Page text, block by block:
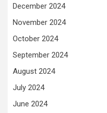
December 2024
November 2024
October 2024
September 2024
August 2024
July 2024
June 2024